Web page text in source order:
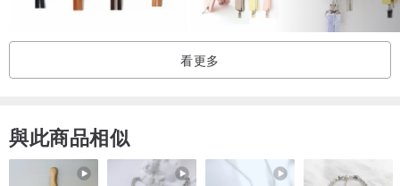
從商標上可以識別的植鞣皮革不包含任何有毒物質，例如偶氮染料，
鎳，PCP或鉻VI
看更多
與此商品相似